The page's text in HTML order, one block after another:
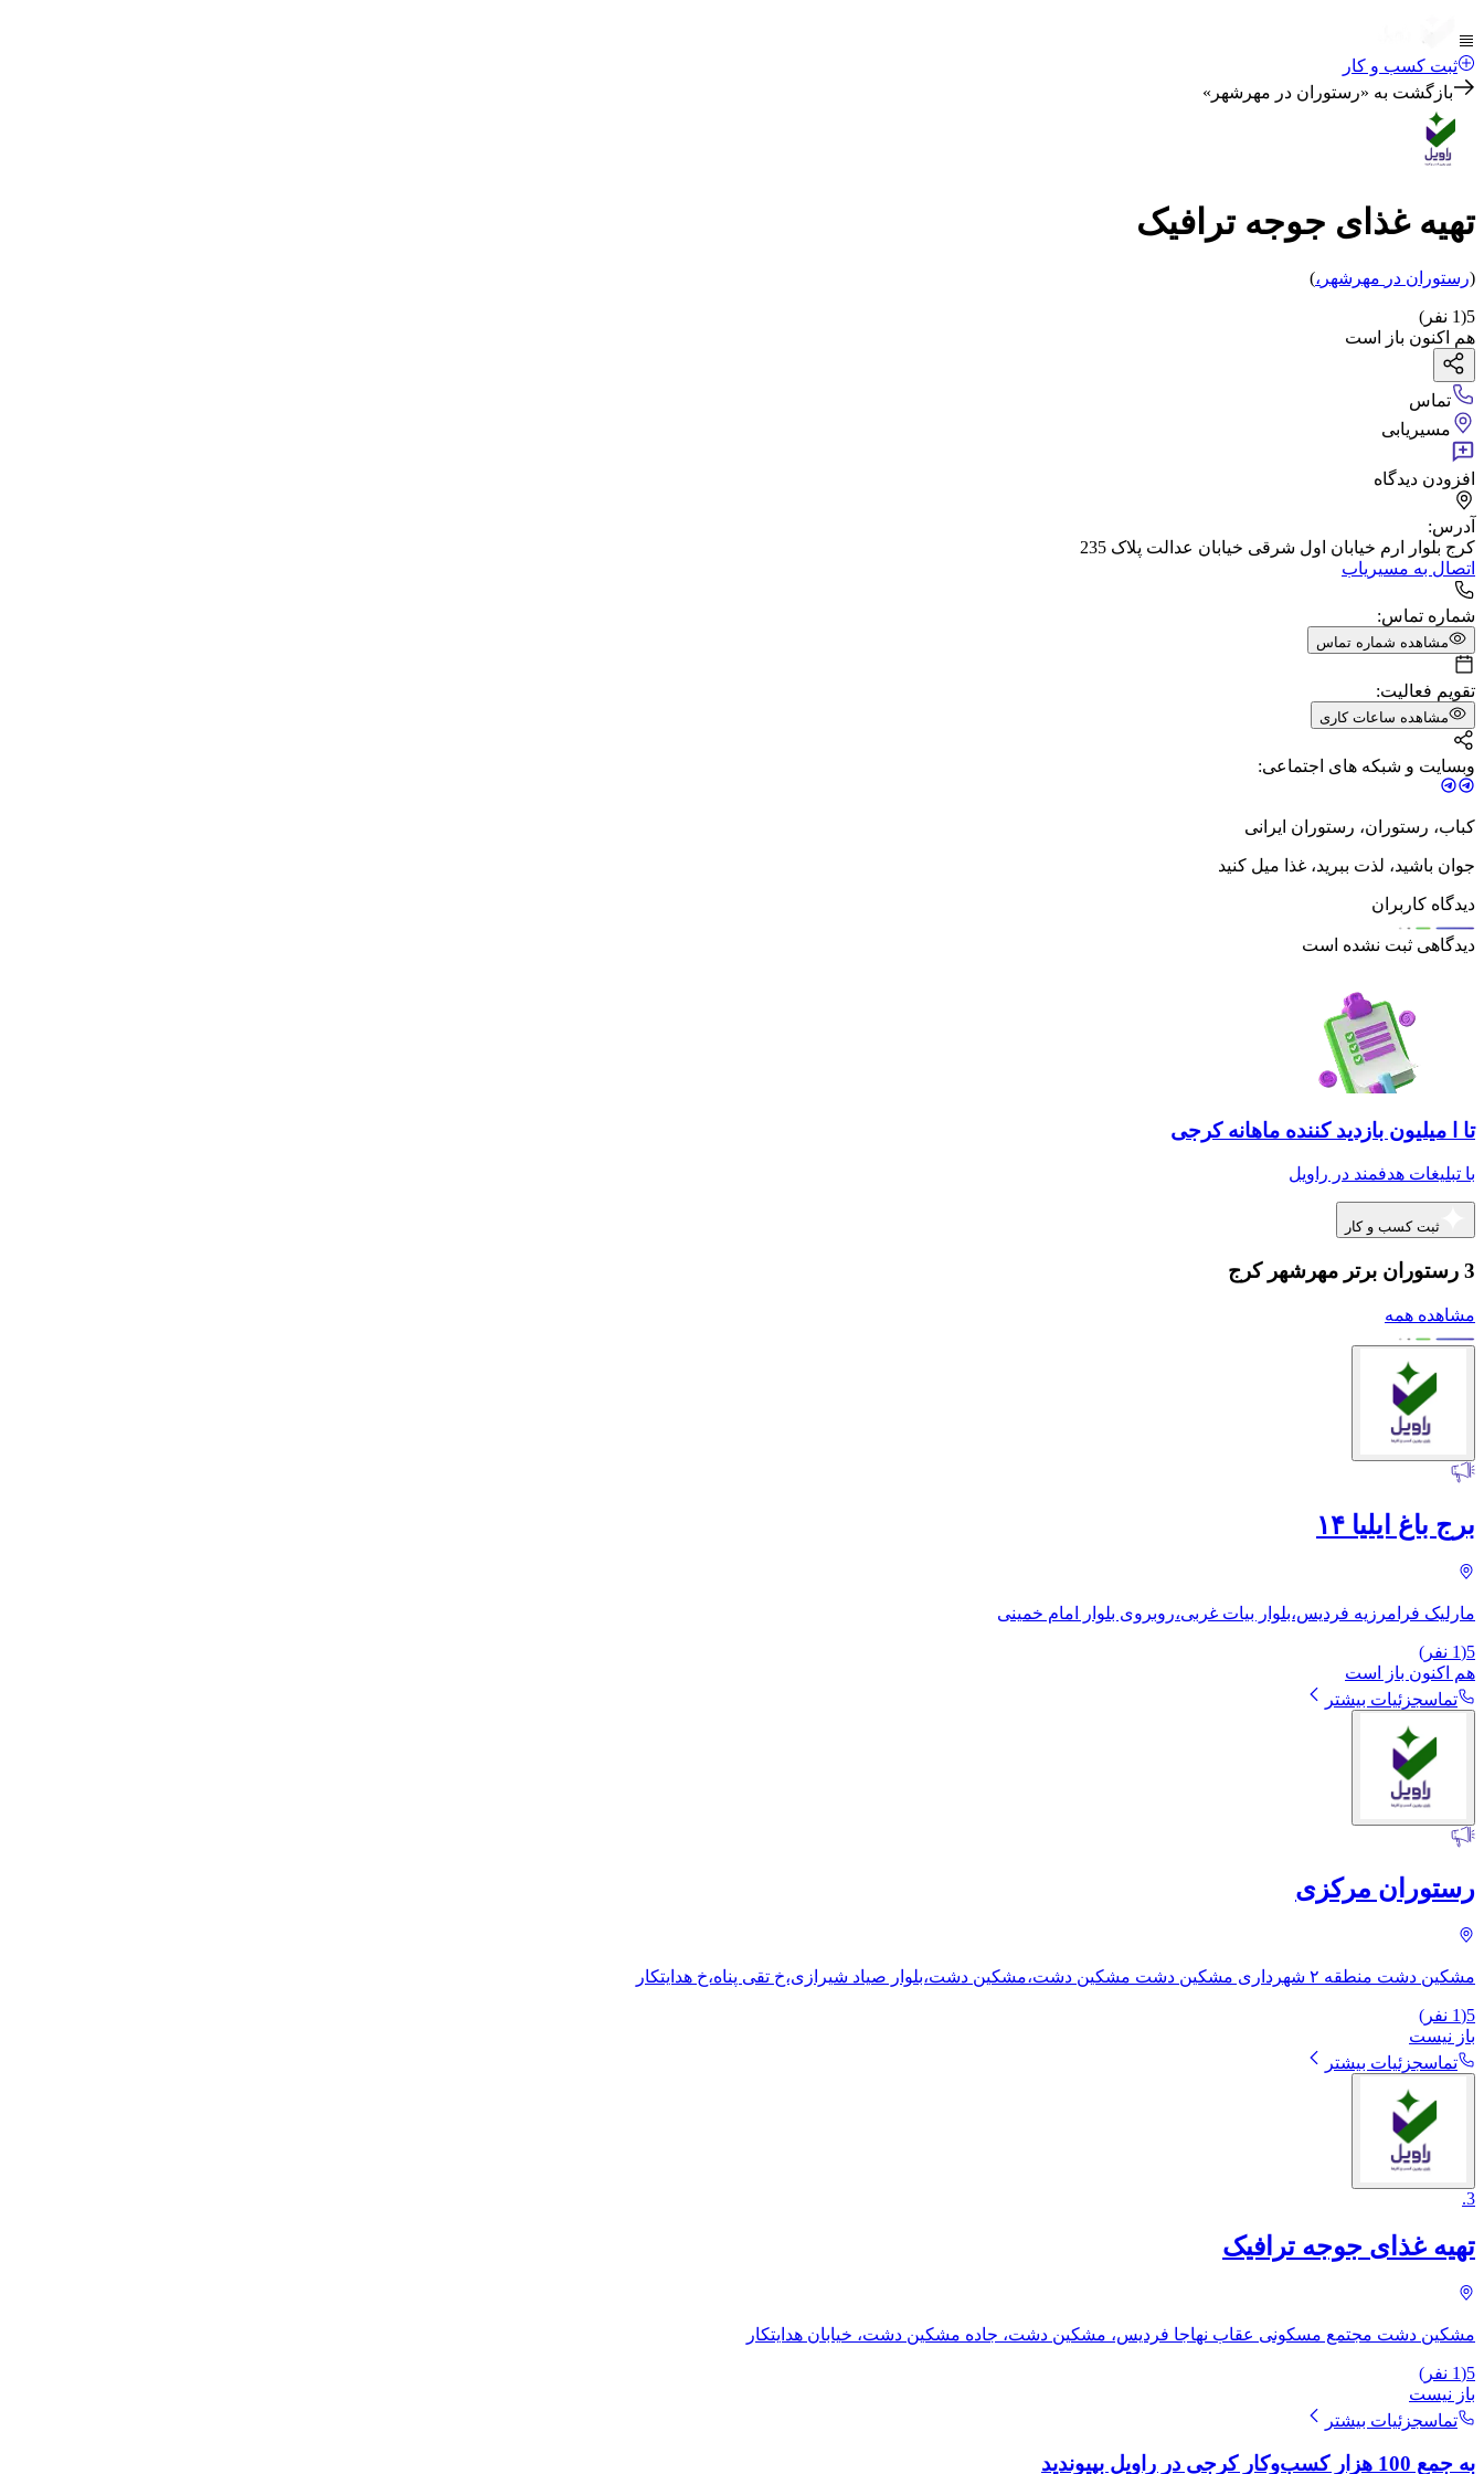
ثبت کسب و کار
بازگشت به «رستوران در مهرشهر »
تهیه غذای جوجه ترافیک
(رستوران در مهرشهر ،)
5
(
1 نفر)
هم اکنون باز است
تماس
مسیریابی
افزودن دیدگاه
آدرس:
کرج بلوار ارم خیابان اول شرقی خیابان عدالت پلاک 235
اتصال به مسیریاب
شماره تماس:
مشاهده شماره تماس
تقویم فعالیت:
مشاهده ساعات کاری
وبسایت و شبکه های اجتماعی:
کباب، رستوران، رستوران ایرانی
جوان باشید، لذت ببرید، غذا میل کنید
دیدگاه کاربران
دیدگاهی ثبت نشده است
تا ا میلیون بازدید کننده ماهانه کرجی
با تبلیغات هدفمند در راویل
ثبت کسب و کار
3 رستوران برتر مهرشهر کرج
مشاهده همه
برج باغ ایلیا ۱۴
مارلیک فرامرزیه فردیس،بلوار بیات غربی،روبروی بلوار امام خمینی
5
(
1 نفر)
هم اکنون باز است
تماسجزئیات بیشتر
رستوران مرکزی
مشکین دشت منطقه ۲ شهرداری مشکین دشت مشکین دشت،مشکین دشت،بلوار صیاد شیرازی،خ تقی پناه،خ هدایتکار
5
(
1 نفر)
باز نیست
تماسجزئیات بیشتر
3
.
تهیه غذای جوجه ترافیک
مشکین دشت مجتمع مسکونی عقاب نهاجا فردیس، مشکین دشت، جاده مشکین دشت، خیابان هدایتکار
5
(
1 نفر)
باز نیست
تماسجزئیات بیشتر
به جمع 100 هزار کسب‌وکار کرجی در راویل بپیوندید